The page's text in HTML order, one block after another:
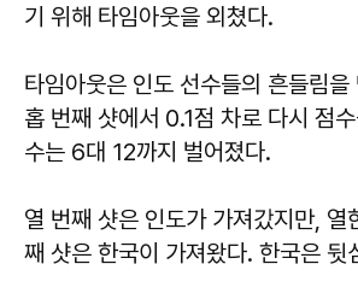
기 위해 타임아웃을 외쳤다.
타임아웃은 인도 선수들의 흔들림
홉 번째 샷에서 0.1점 차로 다시 점
수는 6대 12까지 벌어졌다.
열 번째 샷은 인도가 가져갔지만, 열
째 샷은 한국이 가져왔다. 한국은 뒷